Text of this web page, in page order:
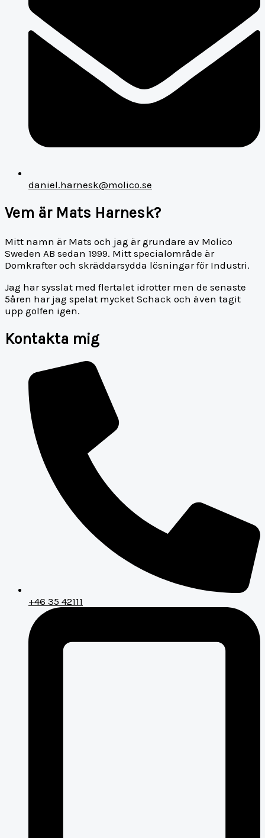
daniel.harnesk@molico.se
Vem är Mats Harnesk?
Mitt namn är Mats och jag är grundare av Molico
Sweden AB sedan 1999. Mitt specialområde är
Domkrafter och skräddarsydda lösningar för Industri.
Jag har sysslat med flertalet idrotter men de senaste
5åren har jag spelat mycket Schack och även tagit
upp golfen igen.
Kontakta mig
+46 35 42111